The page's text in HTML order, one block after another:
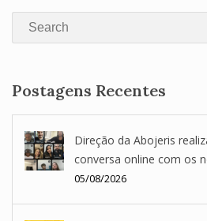
Search
Postagens Recentes
Direção da Abojeris
conversa online com os
05/08/2026